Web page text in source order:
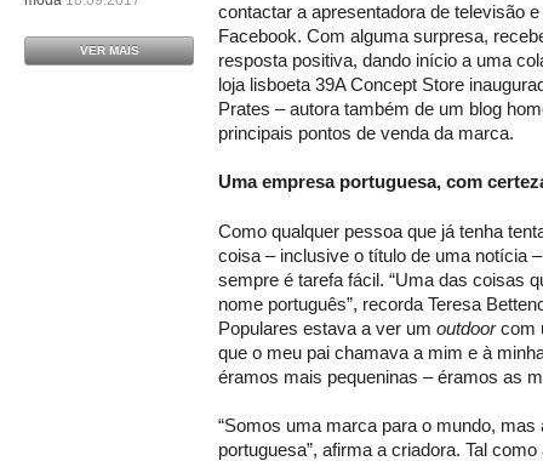
contactar a apresentadora de televisão
Facebook. Com alguma surpresa,
resposta positiva, dando início a uma
loja lisboeta 39A Concept Store
Prates – autora também de um blog
principais pontos de venda da marca.
Uma empresa portuguesa, com
Como qualquer pessoa que já tenha
coisa – inclusive o título de uma notícia
sempre é tarefa fácil. “Uma das coisas
nome português”, recorda Teresa
Populares estava a ver um outdoorcom
que o meu pai chamava a mim e à
éramos mais pequeninas – éramos as
“Somos uma marca para o mundo, mas
portuguesa”, afirma a criadora. Tal
VER MAIS